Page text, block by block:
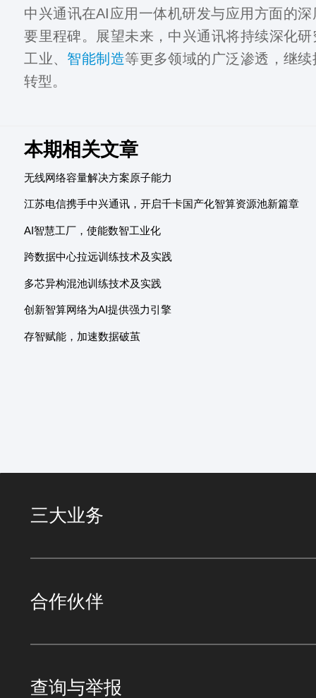
中兴通讯在AI应用一体机研发与应用方面的
要里程碑。展望未来，中兴通讯将持续深化
工业、 智能制造等更多领域的广泛渗透，继
转型。
本期相关文章
无线网络容量解决方案原子能力
江苏电信携手中兴通讯，开启千卡国产化智算资源池新篇章
AI智慧工厂，使能数智工业化
跨数据中心拉远训练技术及实践
多芯异构混池训练技术及实践
创新智算网络为AI提供强力引擎
存智赋能，加速数据破茧
三大业务
合作伙伴
查询与举报